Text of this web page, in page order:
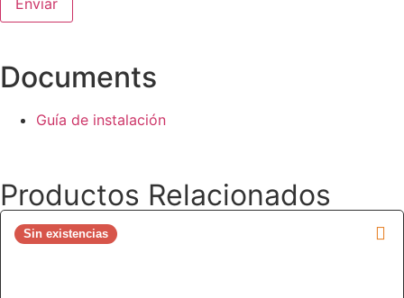
Documents
Guía de instalación
Productos Relacionados
Sin existencias